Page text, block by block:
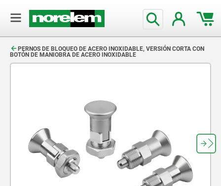
PERNOS DE BLOQUEO DE ACERO INOXIDABLE, VERSIÓN CORTA CON
BOTÓN DE MANIOBRA DE ACERO INOXIDABLE